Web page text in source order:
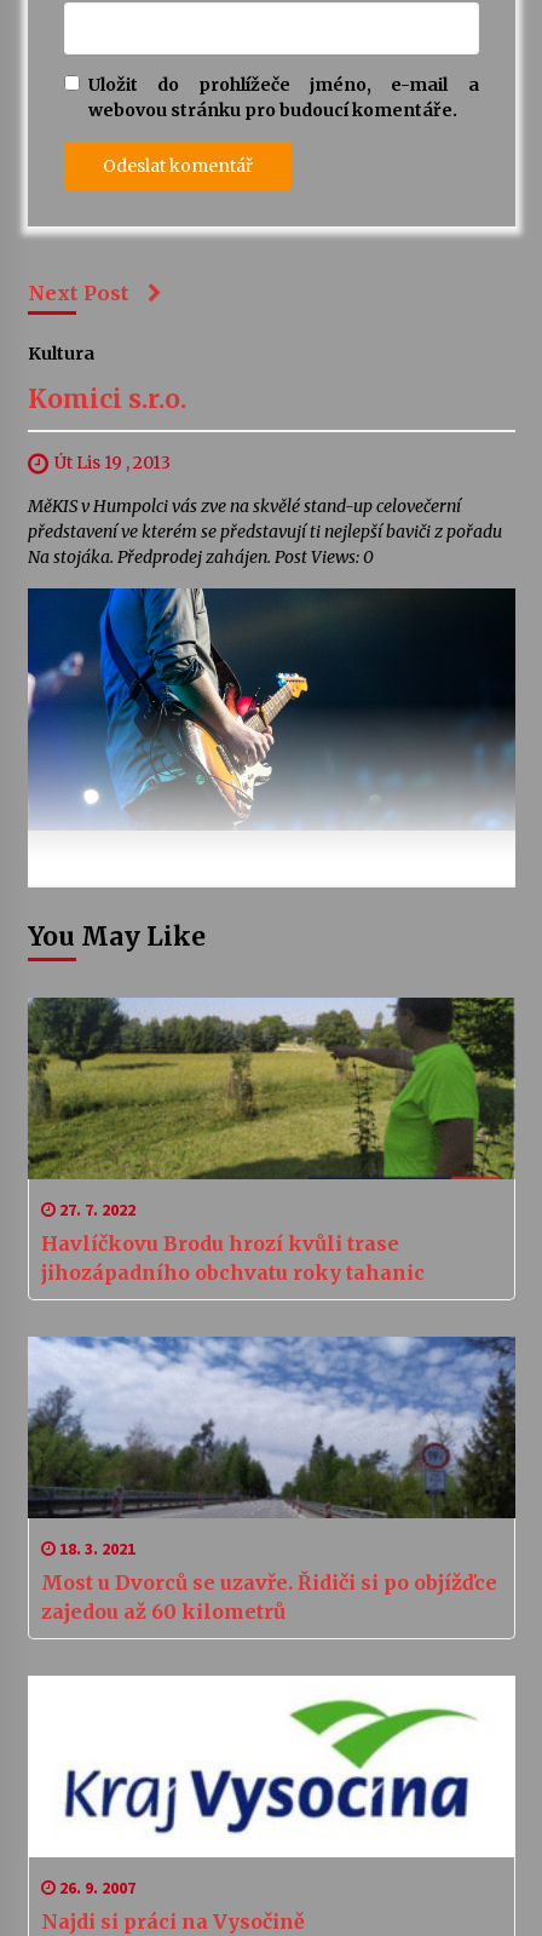
Uložit do prohlížeče jméno, e-mail a
webovou stránku pro budoucí komentáře.
Next Post
Kultura
Komici s.r.o.
Út Lis 19 , 2013
MěKIS v Humpolci vás zve na skvělé stand-up celovečerní
představení ve kterém se představují ti nejlepší baviči z pořadu
Na stojáka. Předprodej zahájen. Post Views: 0
You May Like
27. 7. 2022
Havlíčkovu Brodu hrozí kvůli trase
jihozápadního obchvatu roky tahanic
18. 3. 2021
Most u Dvorců se uzavře. Řidiči si po objížďce
zajedou až 60 kilometrů
26. 9. 2007
Najdi si práci na Vysočině